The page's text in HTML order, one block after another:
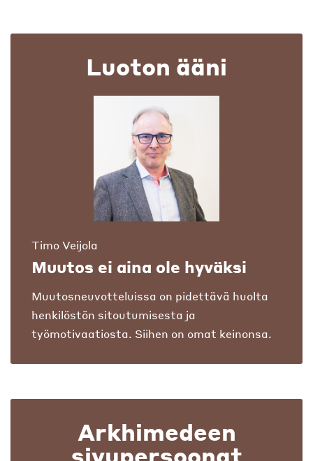
Luoton ääni
Timo Veijola
Muutos ei aina ole hyväksi
Muutosneuvotteluissa on pidettävä huolta
henkilöstön sitoutumisesta ja
työmotivaatiosta. Siihen on omat keinonsa.
Arkhimedeen